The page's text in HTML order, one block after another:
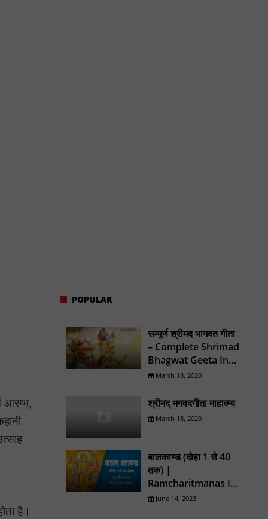
आरम्भ,
है।
POPULAR
सम्पूर्ण श्रीमद भागवत गीता
– Complete Shrimad
Bhagwat Geeta In
Hindi
March 18, 2020
श्रीमद् भगवदगीता माहात्म्य
March 18, 2020
बालकाण्ड (दोहा 1 से 40
तक) |
Ramcharitmanas In
Hindi
June 14, 2023